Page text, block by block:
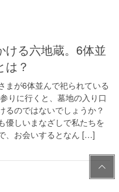
は？
まが6体並んで祀られている
りに行くと、墓地の入り口
るのではないでしょうか？
優しいまなざしで私たちを
、お会いするとなん […]
PAG
E